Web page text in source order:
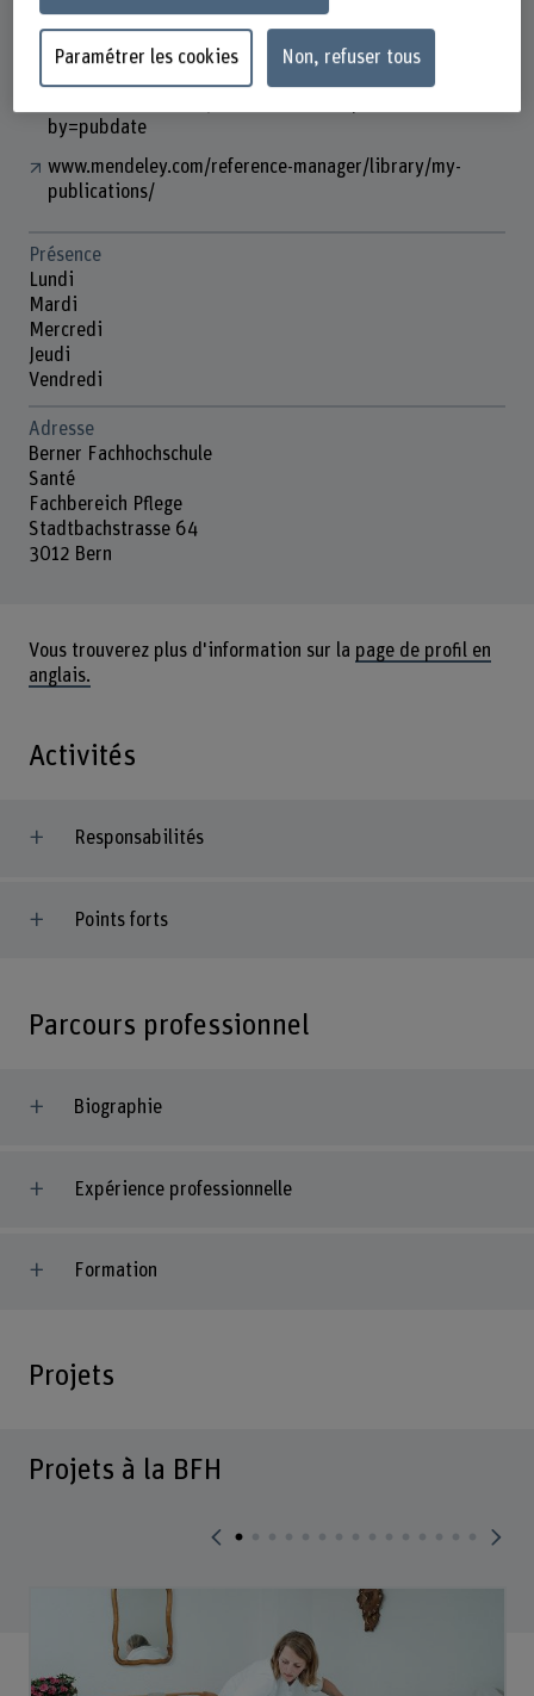
Liens
scholar.google.com/citations?
by=pubdate
www.mendeley.com/reference-manager/library/my-
publications/
Présence
Lundi
Mardi
Mercredi
Jeudi
Vendredi
Adresse
Berner Fachhochschule
Santé
Fachbereich Pflege
Stadtbachstrasse 64
3012 Bern
Vous trouverez plus d'information sur la page de profil en
anglais.
Activités
Responsabilités
Points forts
Parcours professionnel
Biographie
Expérience professionnelle
Formation
Projets
Projets à la BFH
Paramétrer les cookies Non, refuser tous